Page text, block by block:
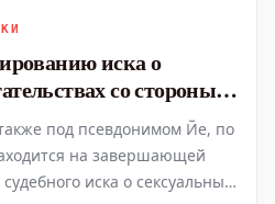
иска о
со стороны
под псевдонимом Йе, по
на завершающей
иска о сексуальных